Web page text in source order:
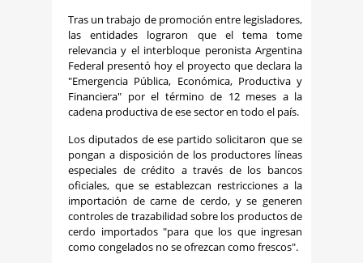
Tras un trabajo de promoción entre legisladores,
las entidades lograron que el tema tome
relevancia y el interbloque peronista Argentina
Federal presentó hoy el proyecto que declara la
"Emergencia Pública, Económica, Productiva y
Financiera" por el término de 12 meses a la
cadena productiva de ese sector en todo el país.
Los diputados de ese partido solicitaron que se
pongan a disposición de los productores líneas
especiales de crédito a través de los bancos
oficiales, que se establezcan restricciones a la
importación de carne de cerdo, y se generen
controles de trazabilidad sobre los productos de
cerdo importados "para que los que ingresan
como congelados no se ofrezcan como frescos".